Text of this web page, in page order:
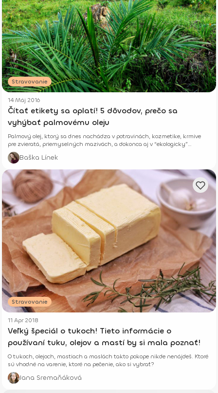
Stravovanie
14 Máj 2016
Čítať etikety sa oplatí! 5 dôvodov, prečo sa
vyhýbať palmovému oleju
Palmový olej, ktorý sa dnes nachádza v potravinách, kozmetike, krmive
pre zvieratá, priemyselných mazivách, a dokonca aj v “ekologicky”
znejúcich biopalivách, je skutočnou skazou tejto planéty.
Baška Línek
Stravovanie
11 Apr 2018
Veľký špeciál o tukoch! Tieto informácie o
používaní tuku, olejov a mastí by si mala poznať!
O tukoch, olejoch, mastiach a maslách takto pokope nikde nenájdeš. Ktoré
sú vhodné na varenie, ktoré na pečenie, ako si vybrať?
Jana Sremaňáková